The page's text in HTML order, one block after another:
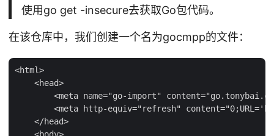
使用go get -insecure去获取Go包代码。
在该仓库中，我们创建一个名为gocmpp的文件：
<html>
    <head>
<meta name="go-import"
<meta http-equiv="refresh"
    </head>
    <body>